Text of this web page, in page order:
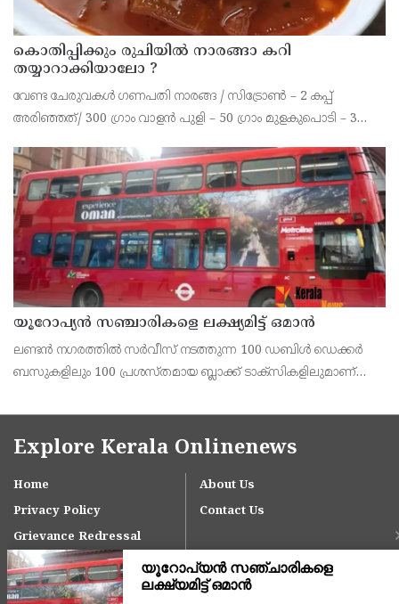
കൊതിപ്പിക്കും രുചിയിൽ നാരങ്ങാ കറി
തയ്യാറാക്കിയാലോ ?
വേണ്ട ചേരുവകൾ ഗണപതി നാരങ്ങ / സിട്രോൺ – 2 കപ്പ്
അരിഞ്ഞത്/ 300 ഗ്രാം വാളൻ പുളി – 50 ഗ്രാം മുളകുപൊടി – 3
– ഒരു ചെറിയ കഷണം വെളുത്തുള്ളി – 10 മുതൽ
യൂറോപ്യന്‍ സഞ്ചാരികളെ ലക്ഷ്യമിട്ട് ഒമാന്‍
ലണ്ടന്‍ നഗരത്തില്‍ സര്‍വീസ് നടത്തുന്ന 100 ഡബിള്‍ ഡെക്കര്‍
ബസുകളിലും 100 പ്രശസ്തമായ ബ്ലാക്ക് ടാക്‌സികളിലുമാണ്
പതിപ്പിച്ചിരിക്കുന്നത്.
Explore Kerala Onlinenews
Home
About Us
Privacy Policy
Contact Us
Grievance Redressal